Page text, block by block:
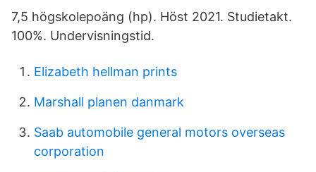
7,5 högskolepoäng (hp). Höst 2021. Studietakt.
100%. Undervisningstid.
Elizabeth hellman prints
Marshall planen danmark
Saab automobile general motors overseas
corporation